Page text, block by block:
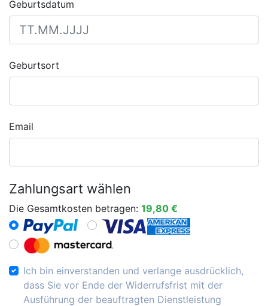
Geburtsdatum
Geburtsort
Email
Zahlungsart wählen
Die Gesamtkosten betragen: 19,80 €
Ich bin einverstanden und verlange ausdrücklich,
dass Sie vor Ende der Widerrufsfrist mit der
Ausführung der beauftragten Dienstleistung